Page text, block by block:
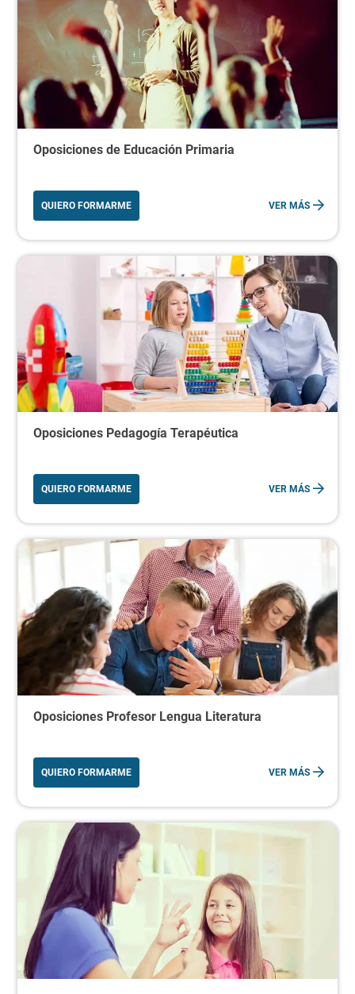
Oposiciones de Educación Primaria
QUIERO FORMARME VER MÁS
Oposiciones Pedagogía Terapéutica
QUIERO FORMARME VER MÁS
Oposiciones Profesor Lengua Literatura
QUIERO FORMARME VER MÁS